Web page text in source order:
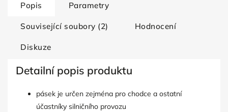
Popis Parametry
Související soubory (2) Hodnocení
Diskuze
Detailní popis produktu
pásek je určen zejména pro chodce a ostatní
účastníky silničního provozu